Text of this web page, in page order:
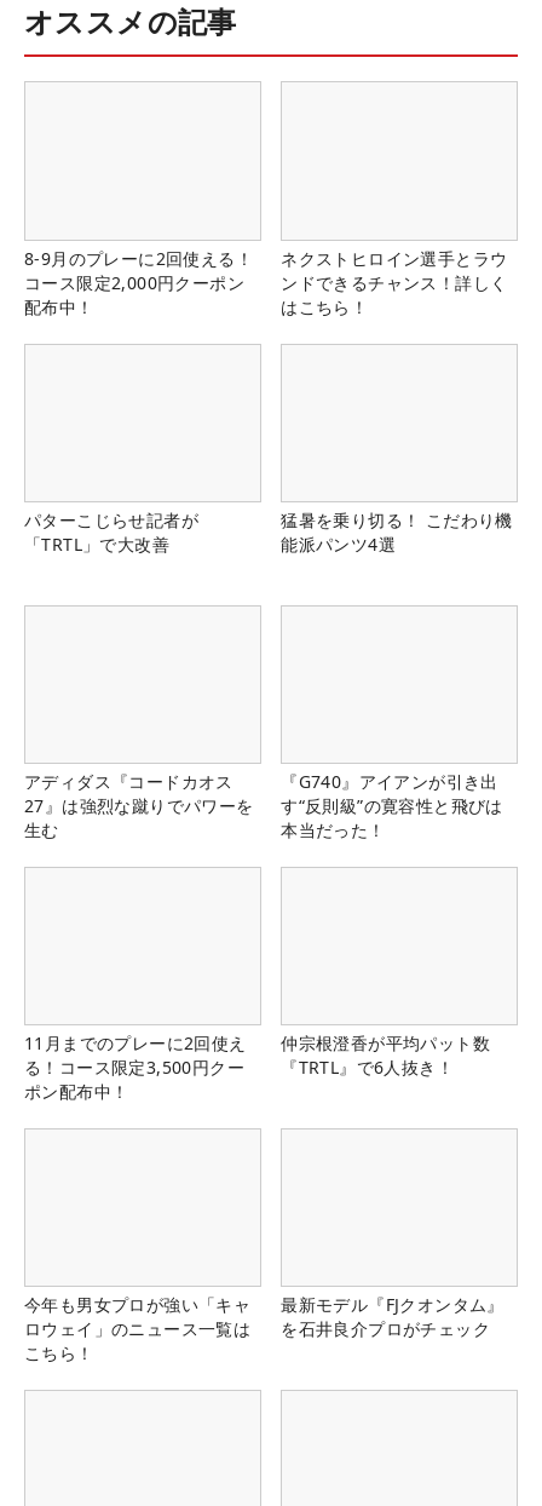
オススメの記事
8-9月のプレーに2回使える！
コース限定2,000円クーポン
配布中！
ネクストヒロイン選手とラウ
ンドできるチャンス！詳しく
はこちら！
パターこじらせ記者が
「TRTL」で大改善
猛暑を乗り切る！ こだわり機
能派パンツ4選
アディダス『コードカオス
27』は強烈な蹴りでパワーを
生む
『G740』アイアンが引き出
す“反則級”の寛容性と飛びは
本当だった！
11月までのプレーに2回使え
る！コース限定3,500円クー
ポン配布中！
仲宗根澄香が平均パット数
『TRTL』で6人抜き！
今年も男女プロが強い「キャ
ロウェイ」のニュース一覧は
こちら！
最新モデル『FJクオンタム』
を石井良介プロがチェック